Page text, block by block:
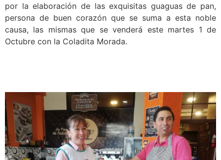
por la elaboración de las exquisitas guaguas de pan,
persona de buen corazón que se suma a esta noble
causa, las mismas que se venderá este martes 1 de
Octubre con la Coladita Morada.